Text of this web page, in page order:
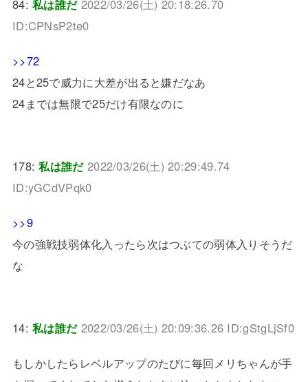
84:私は誰だ 2022/03/26(土) 20:18:26.70
ID:CPNsP2te0
>>72
24と25で威力に大差が出ると嫌だなあ
24までは無限で25だけ有限なのに
178:私は誰だ 2022/03/26(土) 20:29:49.74
ID:yGCdVPqk0
>>9
今の強戦技弱体化入ったら次はつぶての弱体入りそうだ
な
14:私は誰だ 2022/03/26(土) 20:09:36.26 ID:gStgLjSf0
もしかしたらレベルアップのたびに毎回メリちゃんが手